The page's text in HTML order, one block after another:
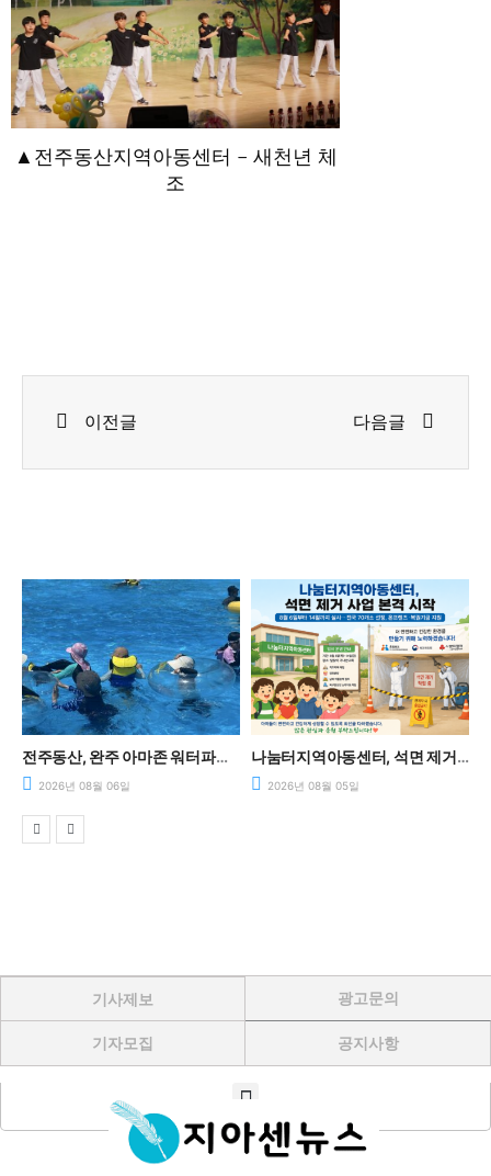
▲전주동산지역아동센터 – 새천년 체
조
이전글 다음글
전주동산, 완주 아마존 워터파크에서 시원한 여름 물놀이 체험
2026년 08월 06일
나눔터지역아동센터, 석면 제거 사업 본격 시작… 안전한 돌봄환경 조성
2026년 08월 05일
기사제보 광고문의
기자모집 공지사항